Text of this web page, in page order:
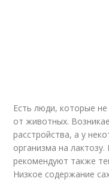
Есть люди, которые
от животных.
расстройства, а у
организма на
рекомендуют также
Низкое содержание